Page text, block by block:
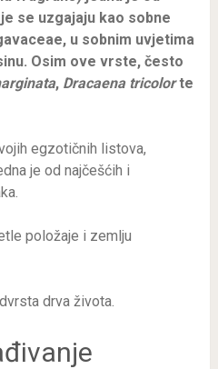
se uzgajaju kao sobne
u sobnim uvjetima
Osim ove vrste, često
, Dracaena tricolorte
egzotičnih listova,
je od najčešćih i
položaje i zemlju
drva života.